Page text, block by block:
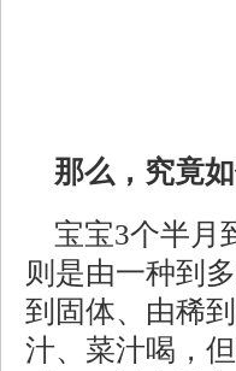
那么，究竟
宝宝3个半月
则是由一种到
到固体、由稀
汁、菜汁喝，